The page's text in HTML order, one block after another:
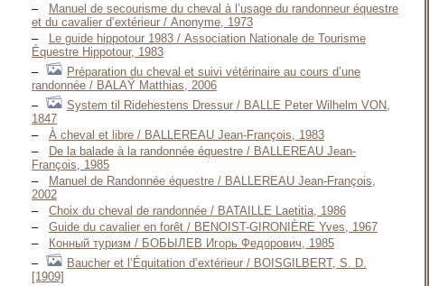
Manuel de secourisme du cheval à l’usage du randonneur équestre
et du cavalier d’extérieur / Anonyme, 1973
Le guide hippotour 1983 / Association Nationale de Tourisme
Équestre Hippotour, 1983
Préparation du cheval et suivi vétérinaire au cours d’une
randonnée / BALAŸ Matthias, 2006
System til Ridehestens Dressur / BALLE Peter Wilhelm VON,
1847
À cheval et libre / BALLEREAU Jean-François, 1983
De la balade à la randonnée équestre / BALLEREAU Jean-
François, 1985
Manuel de Randonnée équestre / BALLEREAU Jean-François,
2002
Choix du cheval de randonnée / BATAILLE Laetitia, 1986
Guide du cavalier en forêt / BENOIST-GIRONIÈRE Yves, 1967
Конный туризм / БОБЫЛЕВ Игорь Федорович, 1985
Baucher et l’Équitation d’extérieur / BOISGILBERT, S. D.
[1909]